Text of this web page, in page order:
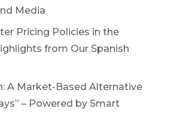
Media
Pricing Policies in the
from Our Spanish
A Market-Based Alternative
– Powered by Smart